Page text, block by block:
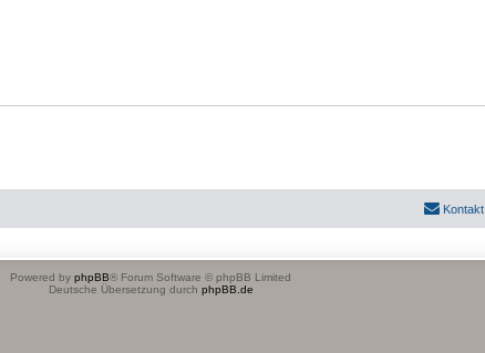
Kontakt
Powered by phpBB® Forum Software © phpBB Limited
Deutsche Übersetzung durch phpBB.de